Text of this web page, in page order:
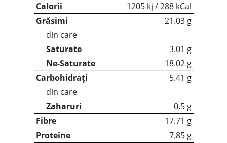
Calorii
1205 kj / 288 kCal
Grăsimi
21.03 g
din care
Saturate
3.01 g
Ne-Saturate
18.02 g
Carbohidrați
5.41 g
din care
Zaharuri
0.5 g
Fibre
17.71 g
Proteine
7.85 g